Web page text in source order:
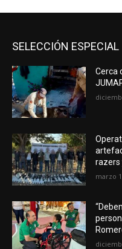
SELECCIÓN ESPECIAL
Cerca
razers
marzo